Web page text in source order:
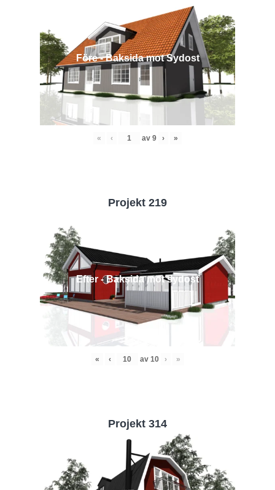
Före - Baksida mot Sydost
« ‹ av 9 › »
Projekt 219
Efter - Baksida mot sydost
« ‹ av 10 › »
Projekt 314